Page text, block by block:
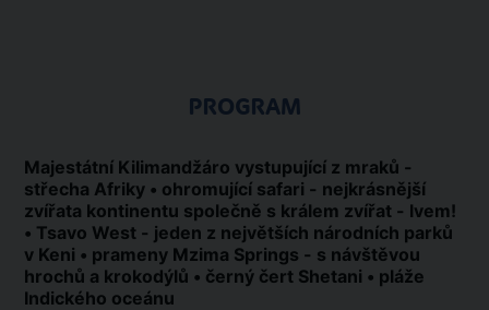
PROGRAM
Majestátní Kilimandžáro vystupující z mraků -
střecha Afriky • ohromující safari - nejkrásnější
zvířata kontinentu společně s králem zvířat - lvem!
• Tsavo West - jeden z největších národních parků
v Keni • prameny Mzima Springs - s návštěvou
hrochů a krokodýlů • černý čert Shetani • pláže
Indického oceánu